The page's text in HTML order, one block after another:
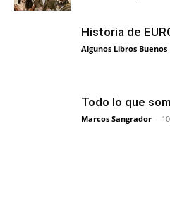
Historia de
Algunos Libros Buenos
Todo lo que
Marcos Sangrador -